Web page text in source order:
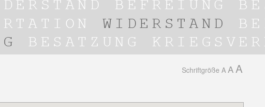
Schriftgröße A A A